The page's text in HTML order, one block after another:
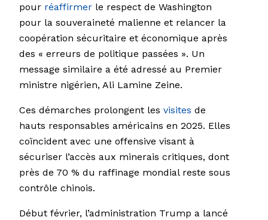
pour réaffirmer le respect de Washington
pour la souveraineté malienne et relancer la
coopération sécuritaire et économique après
des « erreurs de politique passées ». Un
message similaire a été adressé au Premier
ministre nigérien, Ali Lamine Zeine.
Ces démarches prolongent les visites de
hauts responsables américains en 2025. Elles
coïncident avec une offensive visant à
sécuriser l’accès aux minerais critiques, dont
près de 70 % du raffinage mondial reste sous
contrôle chinois.
Début février, l’administration Trump a lancé